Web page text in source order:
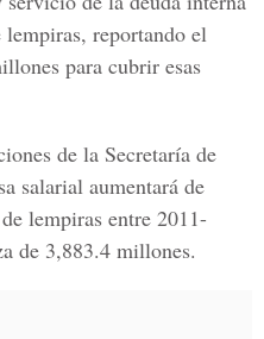
reportando el
para cubrir esas
de la Secretaría de
salarial aumentará de
lempiras entre 2011-
de 3,883.4 millones.